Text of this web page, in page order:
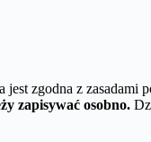
jest zgodna z zasadami
zapisywać osobno.